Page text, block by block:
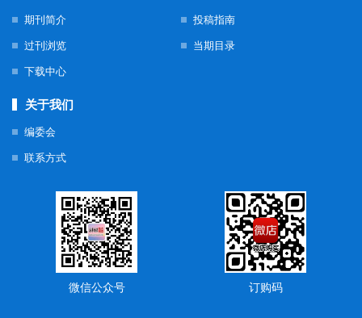
期刊简介 投稿指南
过刊浏览 当期目录
下载中心
关于我们
编委会
联系方式
微信公众号 订购码